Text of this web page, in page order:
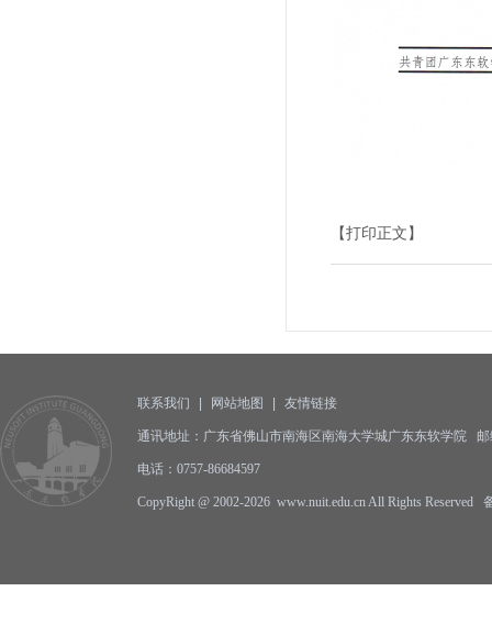
【打印正文】
联系我们 网站地图 友情链接
通讯地址：广东省佛山市南海区南海大学城广东东软学院 邮
电话：0757-86684597
CopyRight @ 2002-2026 www.nuit.edu.cn All Rights Reserved